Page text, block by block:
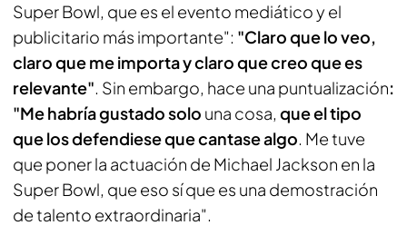
Super Bowl, que es el evento mediático y el
publicitario más importante": "Claro que lo veo,
claro que me importa y claro que creo que es
relevante". Sin embargo, hace una puntualización:
"Me habría gustado solo una cosa, que el tipo
que los defendiese que cantase algo. Me tuve
que poner la actuación de Michael Jackson en la
Super Bowl, que eso sí que es una demostración
de talento extraordinaria".